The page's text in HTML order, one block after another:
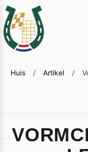
Huis / Artikel /